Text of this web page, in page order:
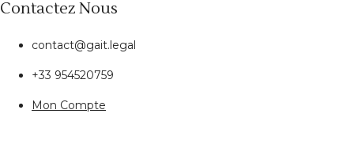
Contactez Nous
contact@gait.legal
+33 954520759
Mon Compte